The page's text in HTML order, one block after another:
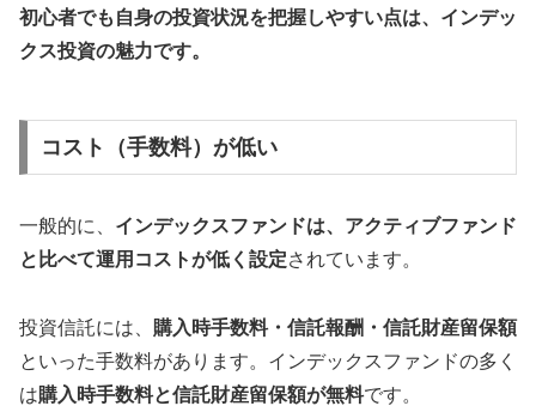
初心者でも自身の投資状況を把握しやすい点は、インデッ
クス投資の魅力です。
コスト（手数料）が低い
一般的に、 インデックスファンドは、アクティブファンド
と比べて運用コストが低く設定されています。
投資信託には、 購入時手数料・信託報酬・信託財産留保額
といった手数料があります。インデックスファンドの多く
は購入時手数料と信託財産留保額が無料です。